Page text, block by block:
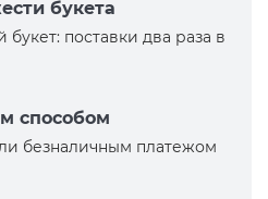
букета
поставки два раза в
способом
безналичным платежом